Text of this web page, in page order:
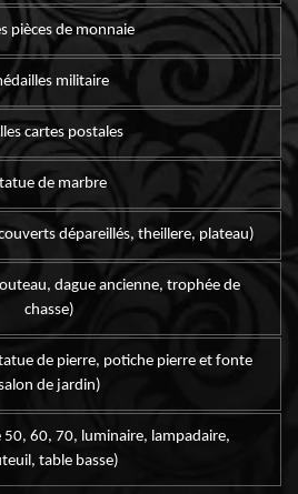
pièces de monnaie
militaire
cartes postales
de marbre
dépareillés, theillere, plateau)
dague ancienne, trophée de
chasse)
de pierre, potiche pierre et fonte
de jardin)
50, 60, 70, luminaire, lampadaire,
table basse)